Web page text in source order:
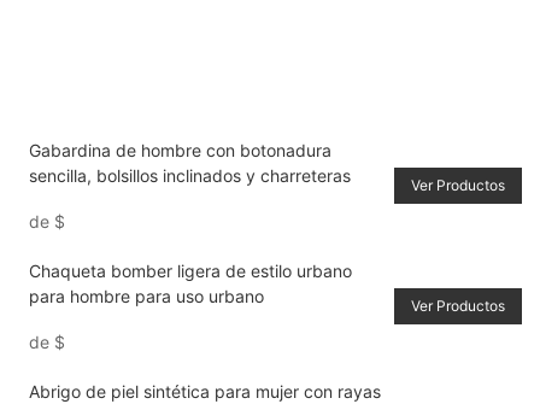
Gabardina de hombre con botonadura
sencilla, bolsillos inclinados y charreteras
de $
Ver Productos
Chaqueta bomber ligera de estilo urbano
para hombre para uso urbano
de $
Ver Productos
Abrigo de piel sintética para mujer con rayas